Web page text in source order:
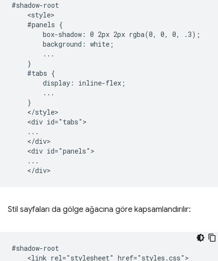
#shadow-root
    <style>
    #panels {
        box-shadow: 0 2px 2px rgba(0, 0, 0, .3);
        background: white;
        ...
    }
    #tabs {
        display: inline-flex;
        ...
    }
    </style>
    <div id="tabs">
    ...
    </div>
    <div id="panels">
    ...
Stil sayfaları da gölge ağacına göre kapsamlandırılır:
#shadow-root
    <link rel="stylesheet" href="styles.css">